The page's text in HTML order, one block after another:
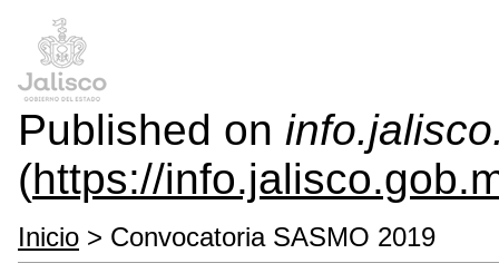
Published on
(https://
Inicio > Convocatoria SASMO 2019